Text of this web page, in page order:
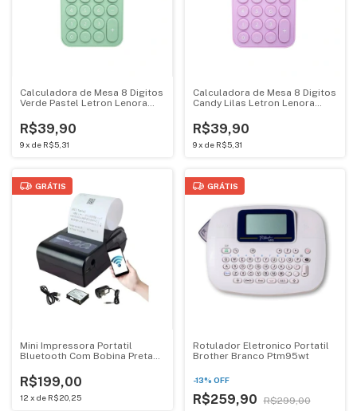
Calculadora de Mesa 8 Digitos
Verde Pastel Letron Lenora
R$39,90
9x de R$5,31
Calculadora de Mesa 8 Digitos
Candy Lilas Letron Lenora
R$39,90
9 x de R$5,31
GRÁTIS
Mini Impressora Portatil
Bluetooth Com Bobina Preta
R$199,00
12 x de R$20,25
GRÁTIS
Rotulador Eletronico Portatil
Brother Branco Ptm95wt
-13% OFF
R$259,90 R$299,00